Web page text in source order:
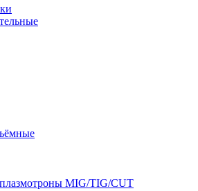
MIG/TIG/CUT